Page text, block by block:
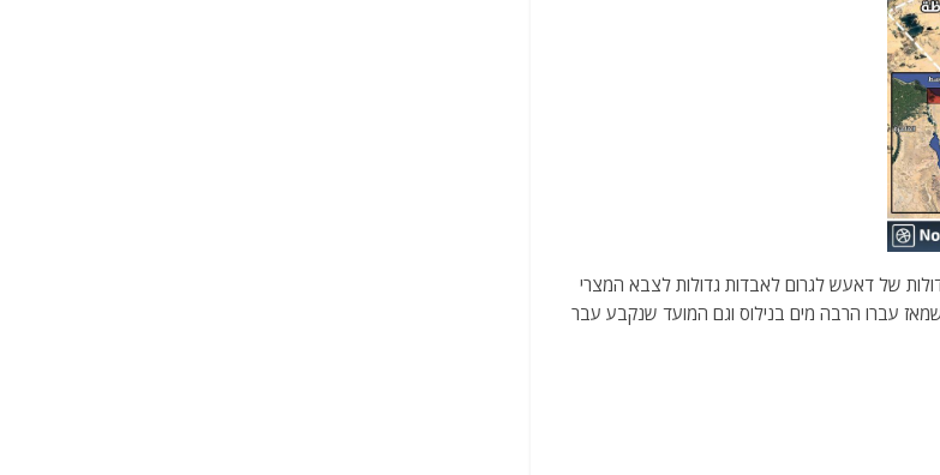
ארמיה 2 ,לאחר כמה הצלחות גדולות של דאעש לגרום לאבדות גדולות לצבא המצרי
עברו הרבה מים בנילוס וגם המועד שנקבע עבר